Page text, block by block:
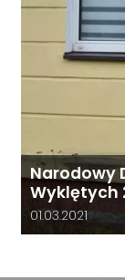
Narodowy
Wyklętych
Data dodania
01.03.2021